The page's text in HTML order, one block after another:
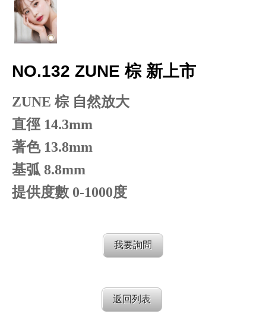
NO.132 ZUNE 棕 新上市
ZUNE 棕 自然放大
直徑 14.3mm
著色 13.8mm
基弧 8.8mm
提供度數 0-1000度
我要詢問
返回列表